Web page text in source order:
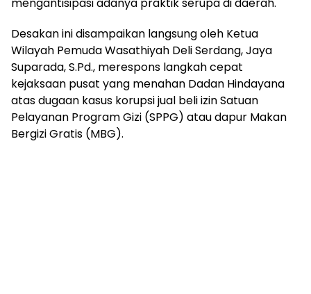
Desakan ini disampaikan langsung oleh Ketua
Wilayah Pemuda Wasathiyah Deli Serdang, Jaya
Suparada, S.Pd., merespons langkah cepat
kejaksaan pusat yang menahan Dadan Hindayana
atas dugaan kasus korupsi jual beli izin Satuan
Pelayanan Program Gizi (SPPG) atau dapur Makan
Bergizi Gratis (MBG).